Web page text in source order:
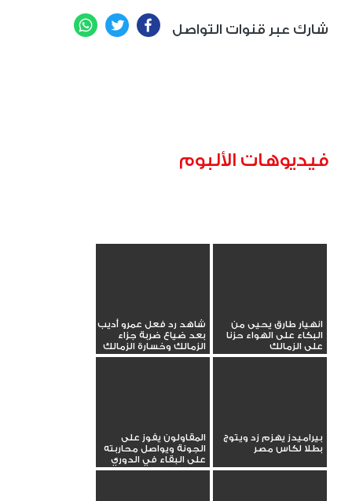
شارك عبر قنوات التواصل Facebook
Twitter
فيديوهات الألبوم
انهيار طارق يحيى من
البكاء على الهواء حزنا
على الزمالك
شاهد رد فعل عمرو أديب
بعد ضياع ضربة جزاء
الزمالك وخسارة الزمالك
بيراميدز يهزم زد ويتوج
بطلا لكاس مصر
المقاولون يفوز على
الجونة ويواصل محاربته
على البقاء في الدوري